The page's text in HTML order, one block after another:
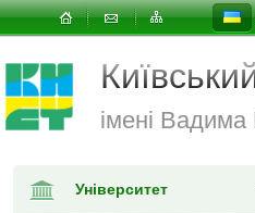
імені Вадима
Університет